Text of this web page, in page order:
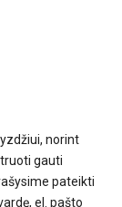
norint
gauti
pateikti
el. pašto